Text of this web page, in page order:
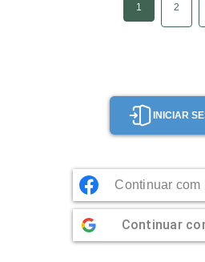
1 2
INICIAR
Continuar com
Continuar